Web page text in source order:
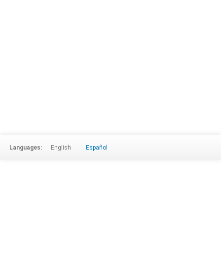
Languages: English Español